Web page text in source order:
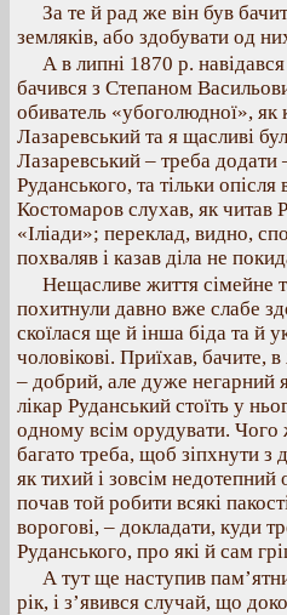
За те й рад же він був
земляків, або здобувати од
А в липні 1870 р.
бачився з Степаном
обиватель «убоголюдної», як
Лазаревський та я щасливі
Лазаревський – треба додати
Руданського, та тільки
Костомаров слухав, як читав
«Іліади»; переклад, видно,
похваляв і казав діла не
Нещасливе життя сімейне
похитнули давно вже слабе
скоїлася ще й інша біда та й
чоловікові. Приїхав, бачите,
– добрий, але дуже негарний
лікар Руданський стоїть у
одному всім орудувати.
багато треба, щоб зіпхнути з
як тихий і зовсім недотепний
почав той робити всякі
ворогові, – докладати, куди
Руданського, про які й сам
А тут ще наступив
рік, і з’явився случай, що